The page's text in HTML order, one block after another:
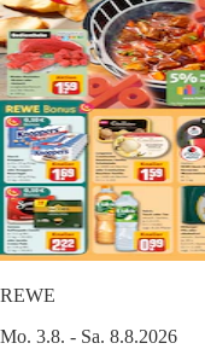
REWE
Mo. 3.8. - Sa. 8.8.2026